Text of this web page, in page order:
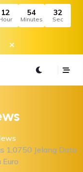
12 54
Minutes
32
Sec
1,0750 Jelang Data